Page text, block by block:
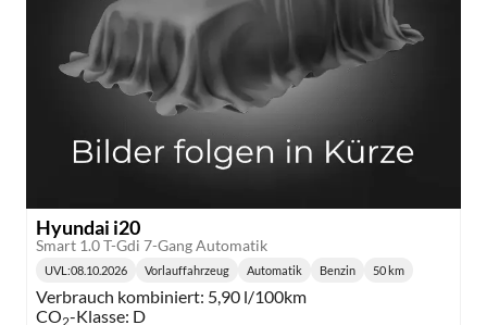
Hyundai i20
Smart 1.0 T-Gdi 7-Gang Automatik
Lieferzeit:
UVL :08.10.2026 Vorlauffahrzeug
Getriebe:
Automatik
Kraftstoff:
Benzin
Kilometerstand:
50 km
Verbrauch kombiniert: 5,90 l/100km
CO2-Klasse: D